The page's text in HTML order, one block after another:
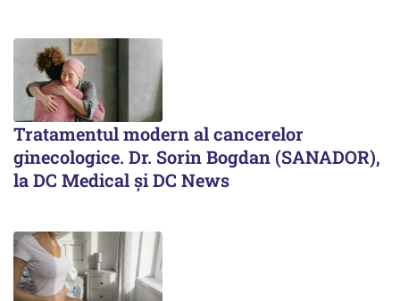
Tratamentul modern al cancerelor
ginecologice. Dr. Sorin Bogdan (SANADOR),
la DC Medical și DC News